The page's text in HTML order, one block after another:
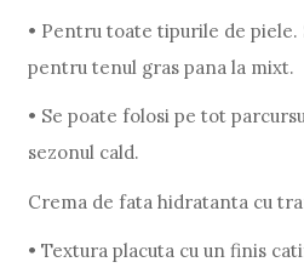
• Pentru toate tipurile de piele.
pentru tenul gras pana la mixt.
• Se poate folosi pe tot
sezonul cald.
Crema de fata hidratanta cu
• Textura placuta cu un finis